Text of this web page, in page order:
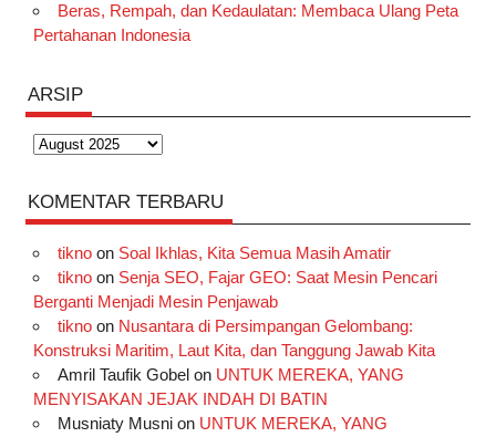
Beras, Rempah, dan Kedaulatan: Membaca Ulang Peta
Pertahanan Indonesia
ARSIP
Arsip
KOMENTAR TERBARU
tiknoon Soal Ikhlas, Kita Semua Masih Amatir
tiknoon Senja SEO, Fajar GEO: Saat Mesin Pencari
Berganti Menjadi Mesin Penjawab
tiknoon Nusantara di Persimpangan Gelombang:
Konstruksi Maritim, Laut Kita, dan Tanggung Jawab Kita
Amril Taufik Gobelon UNTUK MEREKA, YANG
MENYISAKAN JEJAK INDAH DI BATIN
Musniaty Musnion UNTUK MEREKA, YANG